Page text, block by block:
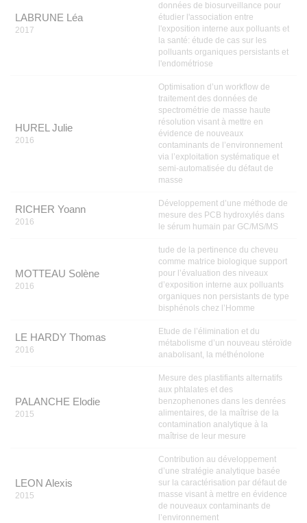
LABRUNE Léa
2017
données de biosurveillance pour
étudier l'association entre
l'exposition interne aux polluants et
la santé: étude de cas sur les
polluants organiques persistants et
l'endométriose
HUREL Julie
2016
Optimisation d’un workflow de
traitement des données de
spectrométrie de masse haute
résolution visant à mettre en
évidence de nouveaux
contaminants de l’environnement
via l’exploitation systématique et
semi-automatisée du défaut de
masse
RICHER Yoann
2016
Développement d’une méthode de
mesure des PCB hydroxylés dans
le sérum humain par GC/MS/MS
MOTTEAU Solène
2016
tude de la pertinence du cheveu
comme matrice biologique support
pour l’évaluation des niveaux
d’exposition interne aux polluants
organiques non persistants de type
bisphénols chez l’Homme
LE HARDY Thomas
2016
Etude de l’élimination et du
métabolisme d’un nouveau stéroïde
anabolisant, la méthénolone
PALANCHE Elodie
2015
Mesure des plastifiants alternatifs
aux phtalates et des
benzophenones dans les denrées
alimentaires, de la maîtrise de la
contamination analytique à la
maîtrise de leur mesure
LEON Alexis
2015
Contribution au développement
d’une stratégie analytique basée
sur la caractérisation par défaut de
masse visant à mettre en évidence
de nouveaux contaminants de
l’environnement